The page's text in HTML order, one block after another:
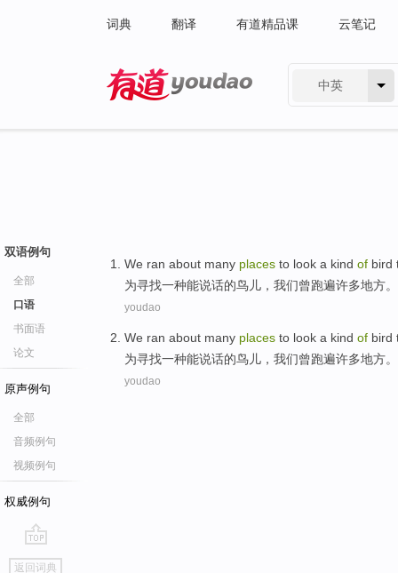
词典 翻译 有道精品课 云笔记
中英
双语例句
全部
口语
书面语
论文
原声例句
全部
音频例句
视频例句
权威例句
go
返回词典
We ran about many places to look a kind of bird
为寻找一种能说话的鸟儿 ， 我们曾跑遍许多地方。
youdao
We ran about many places to look a kind of bird
为寻找一种能说话的鸟儿 ， 我们曾跑遍许多地方。
youdao